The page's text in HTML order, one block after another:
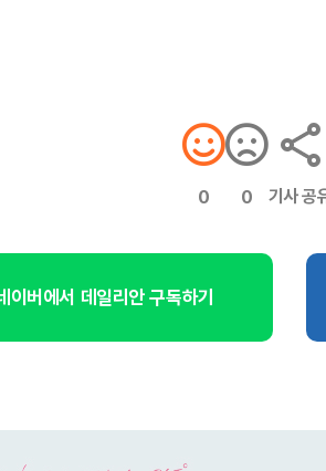
0 0 기사 공
이버에서 데일리안 구독하기